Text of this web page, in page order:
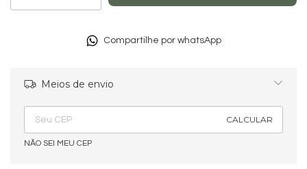
Compartilhe por whatsApp
Meios de envio
CALCULAR
NÃO SEI MEU CEP